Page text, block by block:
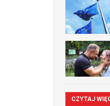
CZYTAJ